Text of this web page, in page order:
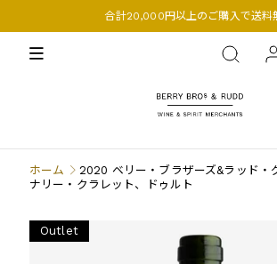
合計20,000円以上のご購入で送料
BERRY BROS. & RUDD
ホーム
2020 ベリー・ブラザーズ&ラッド・
ナリー・クラレット、ドゥルト
Outlet